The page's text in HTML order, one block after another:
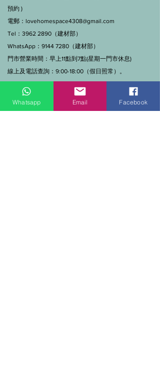
預約 )
電郵： lovehomespace4308@gmail.com
Tel：3962 2890（建材部）
WhatsApp：9144 7280（建材部）
門市營業時間：早上11點到7點(星期一門市休息)
線上及電話查詢：9:00-18:00（假日照常）。
Whatsapp Email Facebook